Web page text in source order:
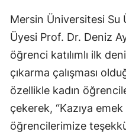
Mersin Üniversitesi Su
Üyesi Prof. Dr. Deniz
öğrenci katılımlı ilk
çıkarma çalışması
özellikle kadın
çekerek, “Kazıya
öğrencilerimize